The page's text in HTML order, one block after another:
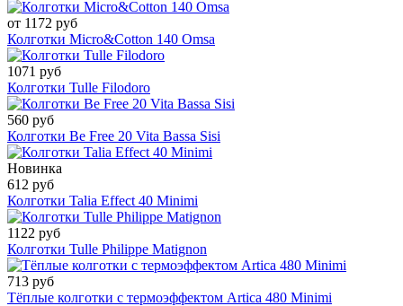
от 1172 руб
Колготки Micro&Cotton 140 Omsa
1071 руб
Колготки Tulle Filodoro
560 руб
Колготки Be Free 20 Vita Bassa Sisi
Новинка
612 руб
Колготки Talia Effect 40 Minimi
1122 руб
Колготки Tulle Philippe Matignon
713 руб
Тёплые колготки с термоэффектом Artica 480 Minimi